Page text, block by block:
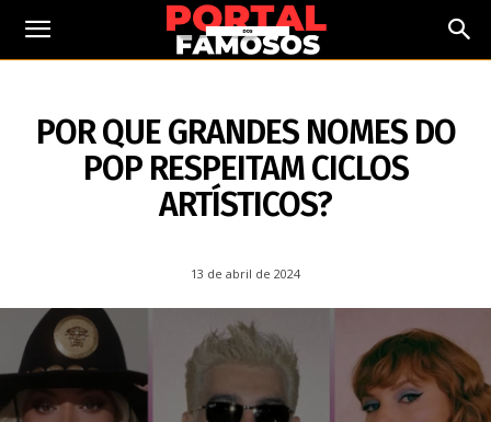
13 DE ABRIL DE 2024
POR QUE GRANDES NOMES DO
POP RESPEITAM CICLOS
ARTÍSTICOS?
13 de abril de 2024